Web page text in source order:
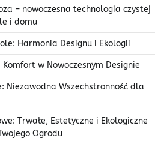
– nowoczesna technologia czystej
i domu
Harmonia Designu i Ekologii
Komfort w Nowoczesnym Designie
Niezawodna Wszechstronność dla
Trwałe, Estetyczne i Ekologiczne
Ogrodu